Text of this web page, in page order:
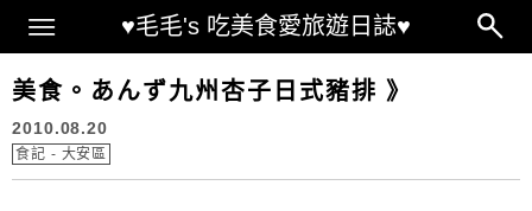
♥毛毛's 吃美食愛旅遊日誌♥
Main Menu
美食。あんず九州杏子日式豬排 》
2010.08.20
食記 - 大安區